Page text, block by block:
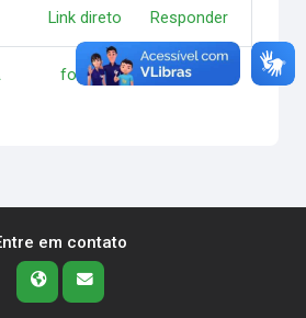
Link direto Responder
formação continuada →
em contato